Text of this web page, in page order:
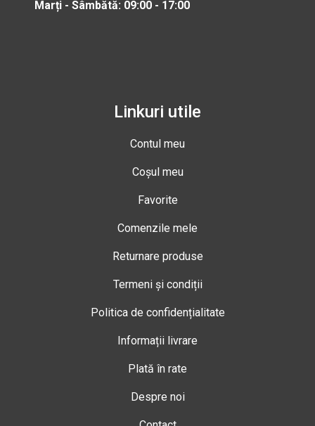
Marți - Sâmbătă: 09:00 - 17:00
Linkuri utile
Contul meu
Coșul meu
Favorite
Comenzile mele
Returnare produse
Termeni și condiții
Politica de confidențialitate
Informații livrare
Plată în rate
Despre noi